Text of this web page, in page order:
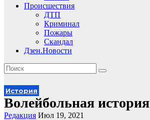
Происшествия
ДТП
Криминал
Пожары
Скандал
Дзен.Новости
История
Волейбольная история
Редакция Июл 19, 2021